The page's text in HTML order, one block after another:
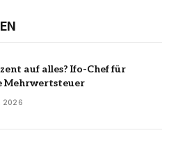
auf alles? Ifo-Chef für
Mehrwertsteuer
2026